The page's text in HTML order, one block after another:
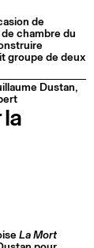
de
chambre du
groupe de deux
Dustan,
la
La Mort